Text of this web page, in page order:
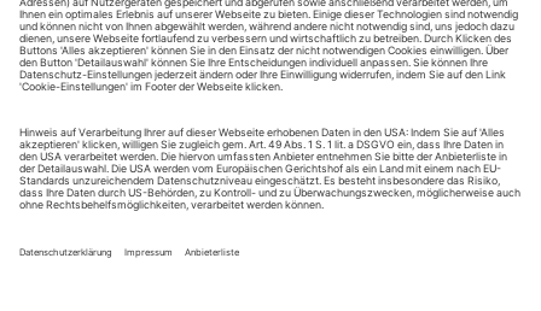
Masse und Nacht
Peter Eötvös hat die Stücke zur Stunde geschrieben: «Valuschka«
«Sleepless» unter dem Titel «Schlaflos» als Deutschsprachige
Erstaufführung an der Oper Graz
Zwei Stunden vor Vorstellungsbeginn ist der Bismarckplatz
neben dem Theater unerreichbar, zumindest für Autofahrer.